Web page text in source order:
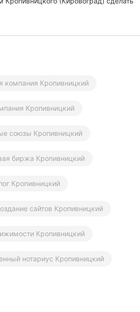
компания Кропивницкий
Кропивницкий
союзы Кропивницкий
биржа Кропивницкий
Кропивницкий
сайтов Кропивницкий
Кропивницкий
нотариус Кропивницкий